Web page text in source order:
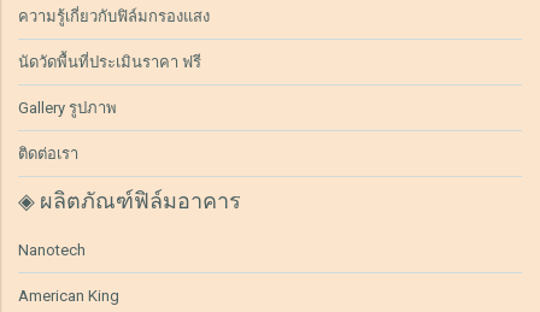
ความรู้เกี่ยวกับฟิล์มกรองแสง
นัดวัดพื้นที่ประเมินราคา ฟรี
Gallery รูปภาพ
ติดต่อเรา
◈ ผลิตภัณฑ์ฟิล์มอาคาร
Nanotech
American King